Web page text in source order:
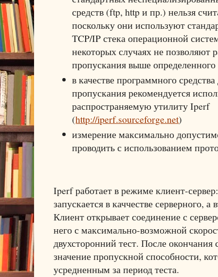
средств (ftp, http и пр.) нельзя
поскольку они используют
TCP/IP стека операционной
некоторых случаях не позволяют
пропускания выше определенного
в качестве программного
пропускания рекомендуется
распространяемую утилиту Iperf
(http://iperf.sourceforge.net)
измерение максимально
проводить с использованием
Iperf работает в режиме клиент-
запускается в каччестве серверного, а
Клиент открывает соединение с
него с максимально-возможной
двухсторонний тест. После окончания
значение пропускной способности,
усредненным за период теста.